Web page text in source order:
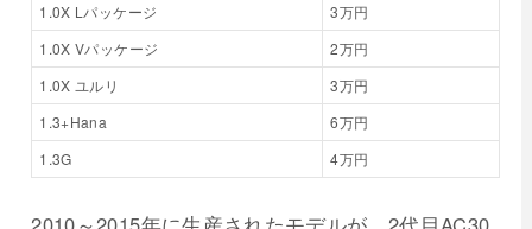
1.0X Lパッケージ
3万円
1.0X Vパッケージ
2万円
1.0X ユルリ
3万円
1.3+Hana
6万円
1.3G
4万円